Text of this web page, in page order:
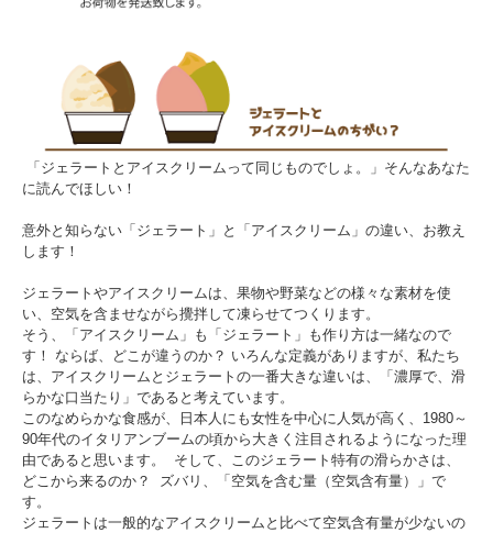
「ジェラートとアイスクリームって同じものでしょ。」そんなあなた
に読んでほしい！
意外と知らない「ジェラート」と「アイスクリーム」の違い、お教え
します！
ジェラートやアイスクリームは、果物や野菜などの様々な素材を使
い、空気を含ませながら攪拌して凍らせてつくります。
そう、「アイスクリーム」も「ジェラート」も作り方は一緒なので
す！ ならば、どこが違うのか？ いろんな定義がありますが、私たち
は、アイスクリームとジェラートの一番大きな違いは、「濃厚で、滑
らかな口当たり」であると考えています。
このなめらかな食感が、日本人にも女性を中心に人気が高く、1980～
90年代のイタリアンブームの頃から大きく注目されるようになった理
由であると思います。 そして、このジェラート特有の滑らかさは、
どこから来るのか？ ズバリ、「空気を含む量（空気含有量）」で
す。
ジェラートは一般的なアイスクリームと比べて空気含有量が少ないの